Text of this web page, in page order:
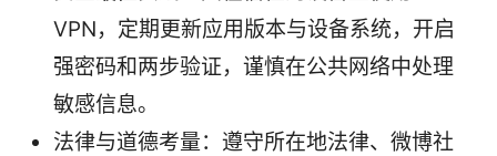
VPN，定期更新应用版本与设备系统，开启
强密码和两步验证，谨慎在公共网络中处理
敏感信息。
法律与道德考量：遵守所在地法律、微博社